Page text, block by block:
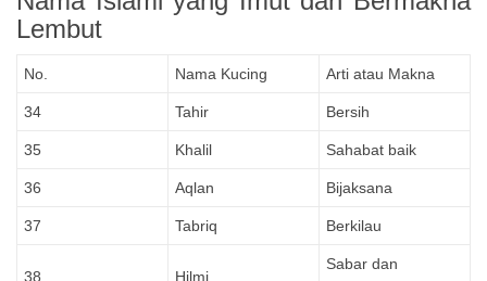
Lembut
No. Nama Kucing Arti atau Makna
34 Tahir Bersih
35 Khalil Sahabat baik
36 Aqlan Bijaksana
37 Tabriq Berkilau
38 Hilmi
Sabar dan